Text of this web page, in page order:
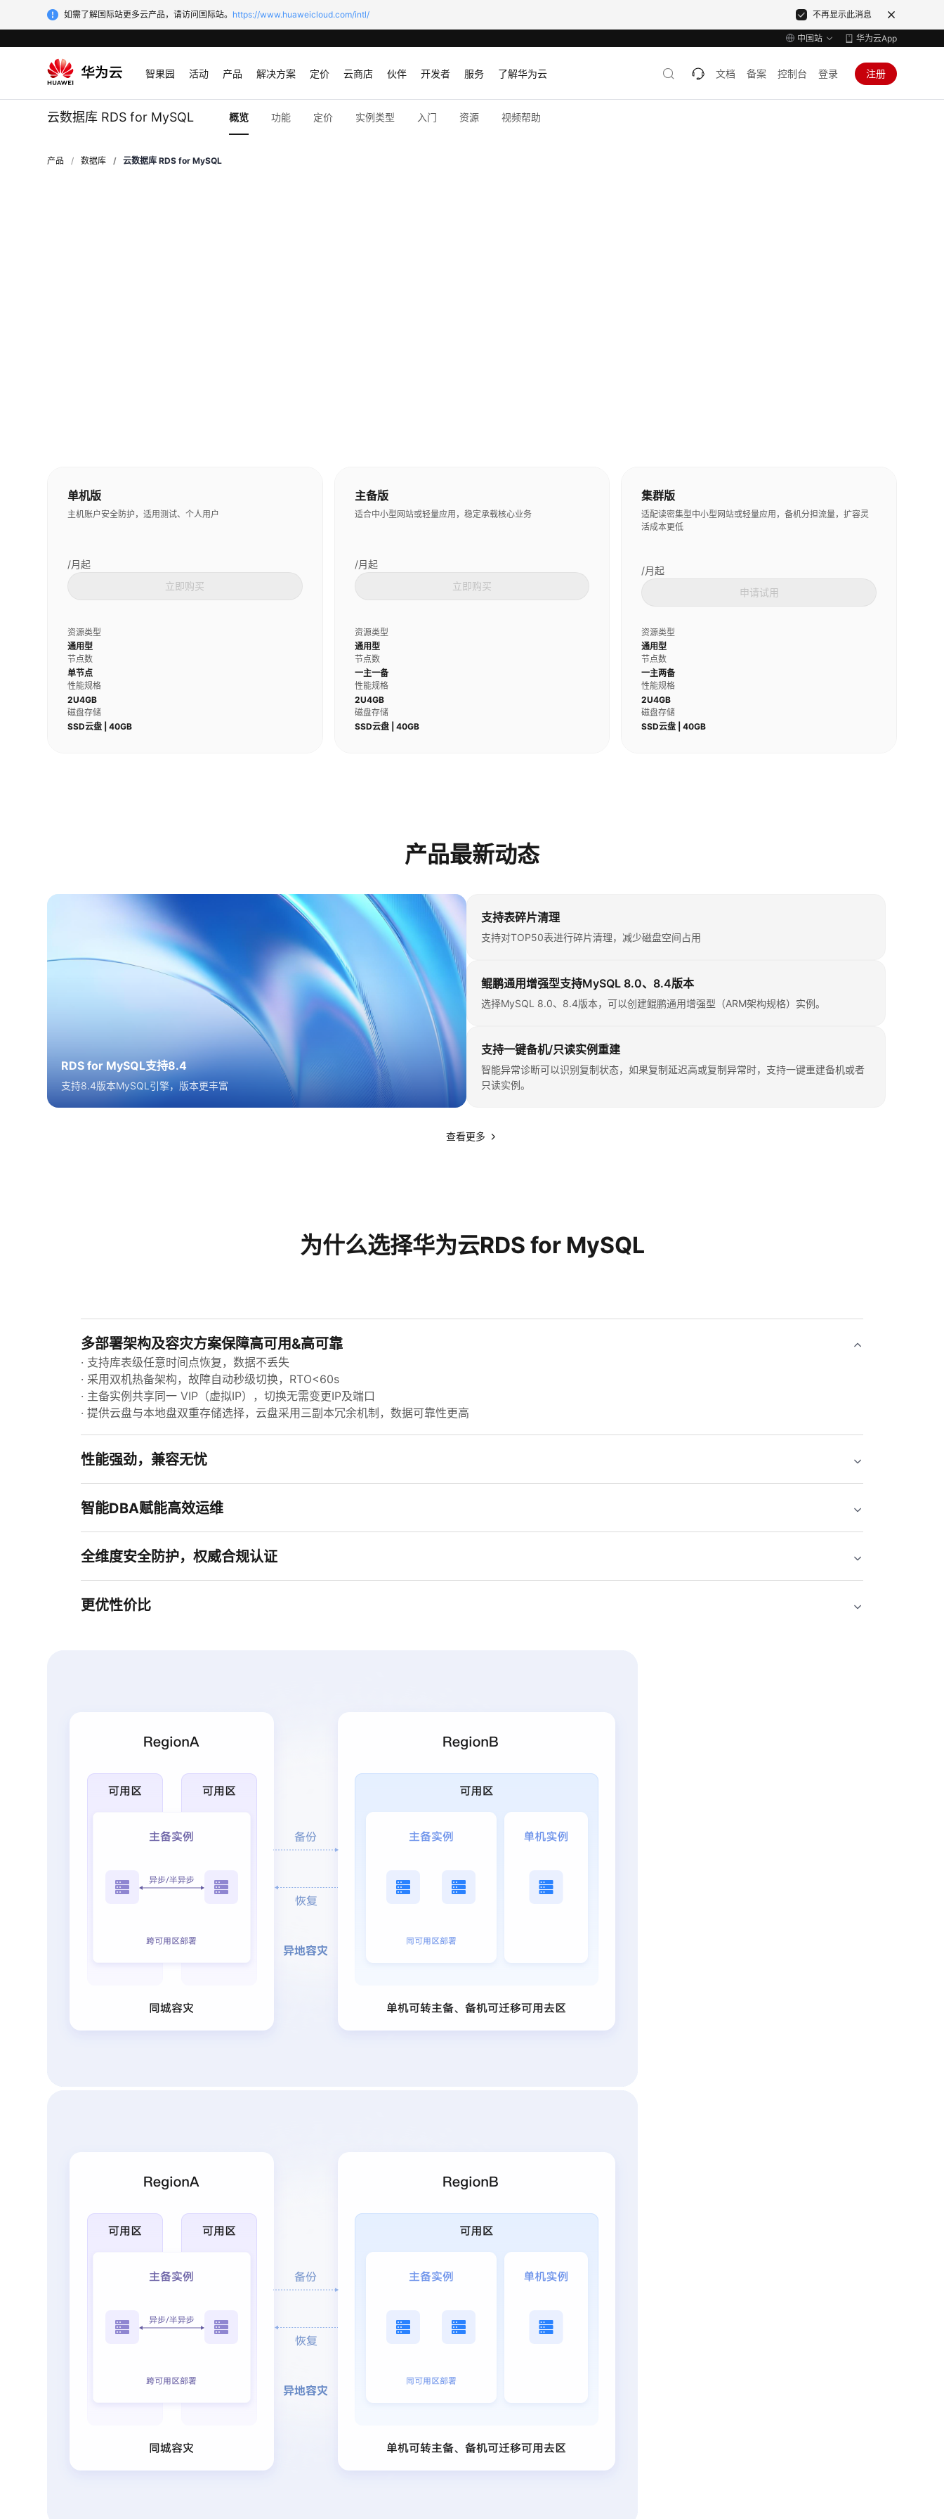
如需了解国际站更多云产品，请访问国际站。 https://www.huaweicloud.com/intl/ 不再显示此消息
中国站 华为云App
智果园 活动 产品 解决方案 定价 云商店 伙伴 开发者 服务 了解华为云 文档 备案 控制台 登录 注册
云数据库 RDS for MySQL 概览 功能 定价 实例类型 入门 资源 视频帮助
产品 数据库 云数据库 RDS for MySQL
单机版
主机账户安全防护，适用测试、个人用户
/月起
立即购买
资源类型
通用型
节点数
单节点
性能规格
2U4GB
磁盘存储
SSD云盘 | 40GB
主备版
适合中小型网站或轻量应用，稳定承载核心业务
/月起
立即购买
资源类型
通用型
节点数
一主一备
性能规格
2U4GB
磁盘存储
SSD云盘 | 40GB
集群版
适配读密集型中小型网站或轻量应用，备机分担流量，扩容灵
活成本更低
/月起
申请试用
资源类型
通用型
节点数
一主两备
性能规格
2U4GB
磁盘存储
SSD云盘 | 40GB
产品最新动态
RDS for MySQL支持8.4
支持8.4版本MySQL引擎，版本更丰富
支持表碎片清理
支持对TOP50表进行碎片清理，减少磁盘空间占用
鲲鹏通用增强型支持MySQL 8.0、8.4版本
选择MySQL 8.0、8.4版本，可以创建鲲鹏通用增强型（ARM架构规格）实例。
支持一键备机/只读实例重建
智能异常诊断可以识别复制状态，如果复制延迟高或复制异常时，支持一键重建备机或者
只读实例。
查看更多
为什么选择华为云RDS for MySQL
多部署架构及容灾方案保障高可用&高可靠
· 支持库表级任意时间点恢复，数据不丢失
· 采用双机热备架构，故障自动秒级切换，RTO<60s
· 主备实例共享同一 VIP（虚拟IP），切换无需变更IP及端口
· 提供云盘与本地盘双重存储选择，云盘采用三副本冗余机制，数据可靠性更高
性能强劲，兼容无忧
智能DBA赋能高效运维
全维度安全防护，权威合规认证
更优性价比